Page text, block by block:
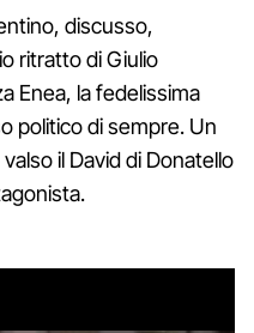
discusso,
ritratto di Giulio
Enea, la fedelissima
politico di sempre. Un
il David di Donatello